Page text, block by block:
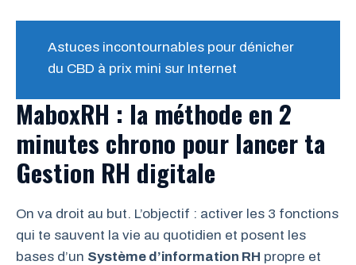
Astuces incontournables pour dénicher
du CBD à prix mini sur Internet
MaboxRH : la méthode en 2
minutes chrono pour lancer ta
Gestion RH digitale
On va droit au but. L’objectif : activer les 3 fonctions
qui te sauvent la vie au quotidien et posent les
bases d’un Système d’information RH propre et